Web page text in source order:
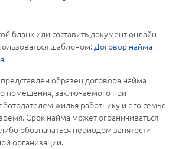
бланк или составить документ онлайн
шаблоном:Договор найма
.
образец договора найма
помещения, заключаемого при
жилья работнику и его семье
Срок найма может ограничиваться
обозначаться периодом занятости
организации.